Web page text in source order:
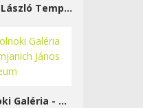
Szent László Templom - Sárvár
Szolnoki Galéria - Damjanich János Múzeum